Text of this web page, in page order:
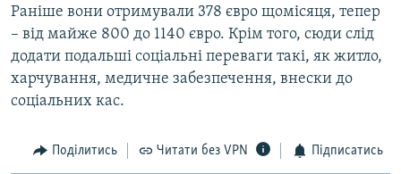
Раніше вони отримували 378 євро щомісяця, тепер
– від майже 800 до 1140 євро. Крім того, сюди слід
додати подальші соціальні переваги такі, як житло,
харчування, медичне забезпечення, внески до
соціальних кас.
Поділитись Читати без VPN Підписатись